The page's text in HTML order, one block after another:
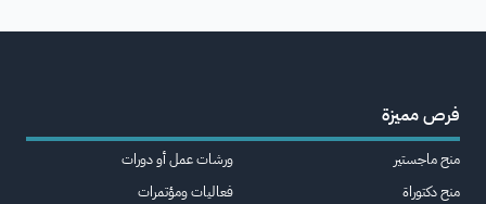
فرص مميزة
منح ماجستير
منح دكتوراة
ورشات عمل أو دورات
فعاليات ومؤتمرات